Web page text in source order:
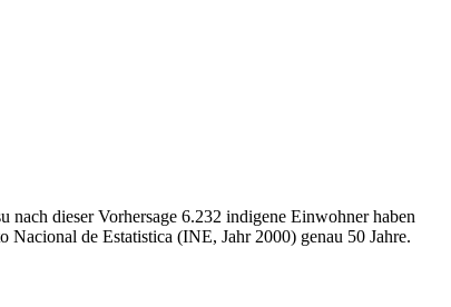
dieser Vorhersage 6.232 indigene Einwohner haben
de Estatistica (INE, Jahr 2000) genau 50 Jahre.